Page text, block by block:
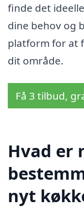
finde det
dine behov og
platform for at
dit område.
Få 3 tilbud,
Hvad er
nyt